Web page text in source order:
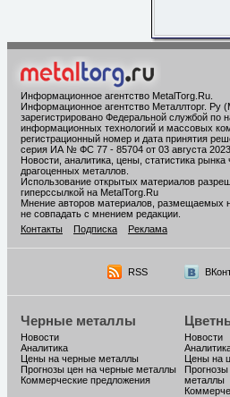
Информационное агентство MetalTorg.Ru
Информационное агентство Металлторг. Ру
зарегистрировано Федеральной службой по
информационных технологий и массовых
регистрационный номер и дата принятия
серия ИА № ФС 77 - 85704 от 03 августа 2023
Новости, аналитика, цены, статистика
драгоценных металлов.
Использование открытых материалов
гиперссылкой на MetalTorg.Ru
Мнение авторов материалов, размещаемых
не совпадать с мнением редакции.
Контакты
Подписка Реклама
RSS
Черные металлы
Новости
Аналитика
Цены на черные металлы
Прогнозы цен на черные металлы
Коммерческие предложения
Новости
Цены на
металлы